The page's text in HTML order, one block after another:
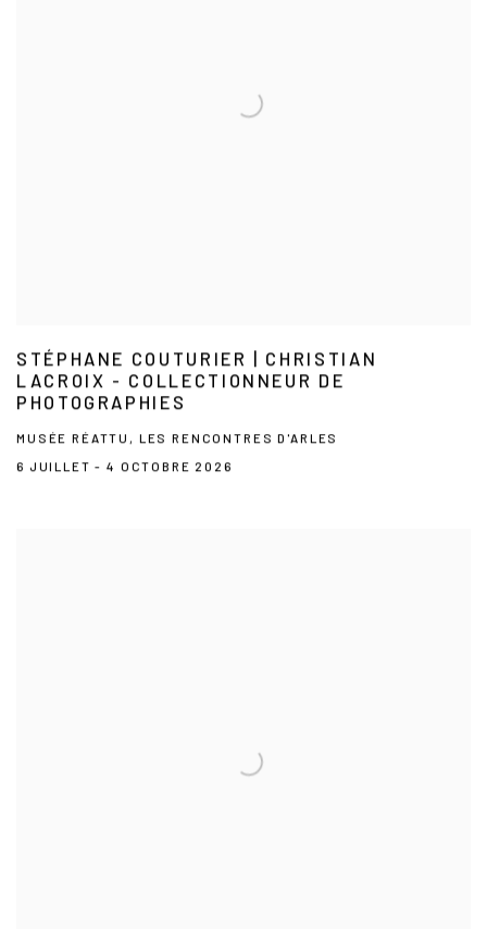
STÉPHANE COUTURIER | CHRISTIAN
LACROIX - COLLECTIONNEUR DE
PHOTOGRAPHIES
MUSÉE RÉATTU, LES RENCONTRES D'ARLES
6 JUILLET - 4 OCTOBRE 2026